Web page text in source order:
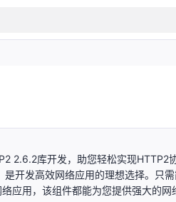
2.6.2库开发，助您轻松实现HTTP2
开发高效网络应用的理想选择。只
应用，该组件都能为您提供强大的网